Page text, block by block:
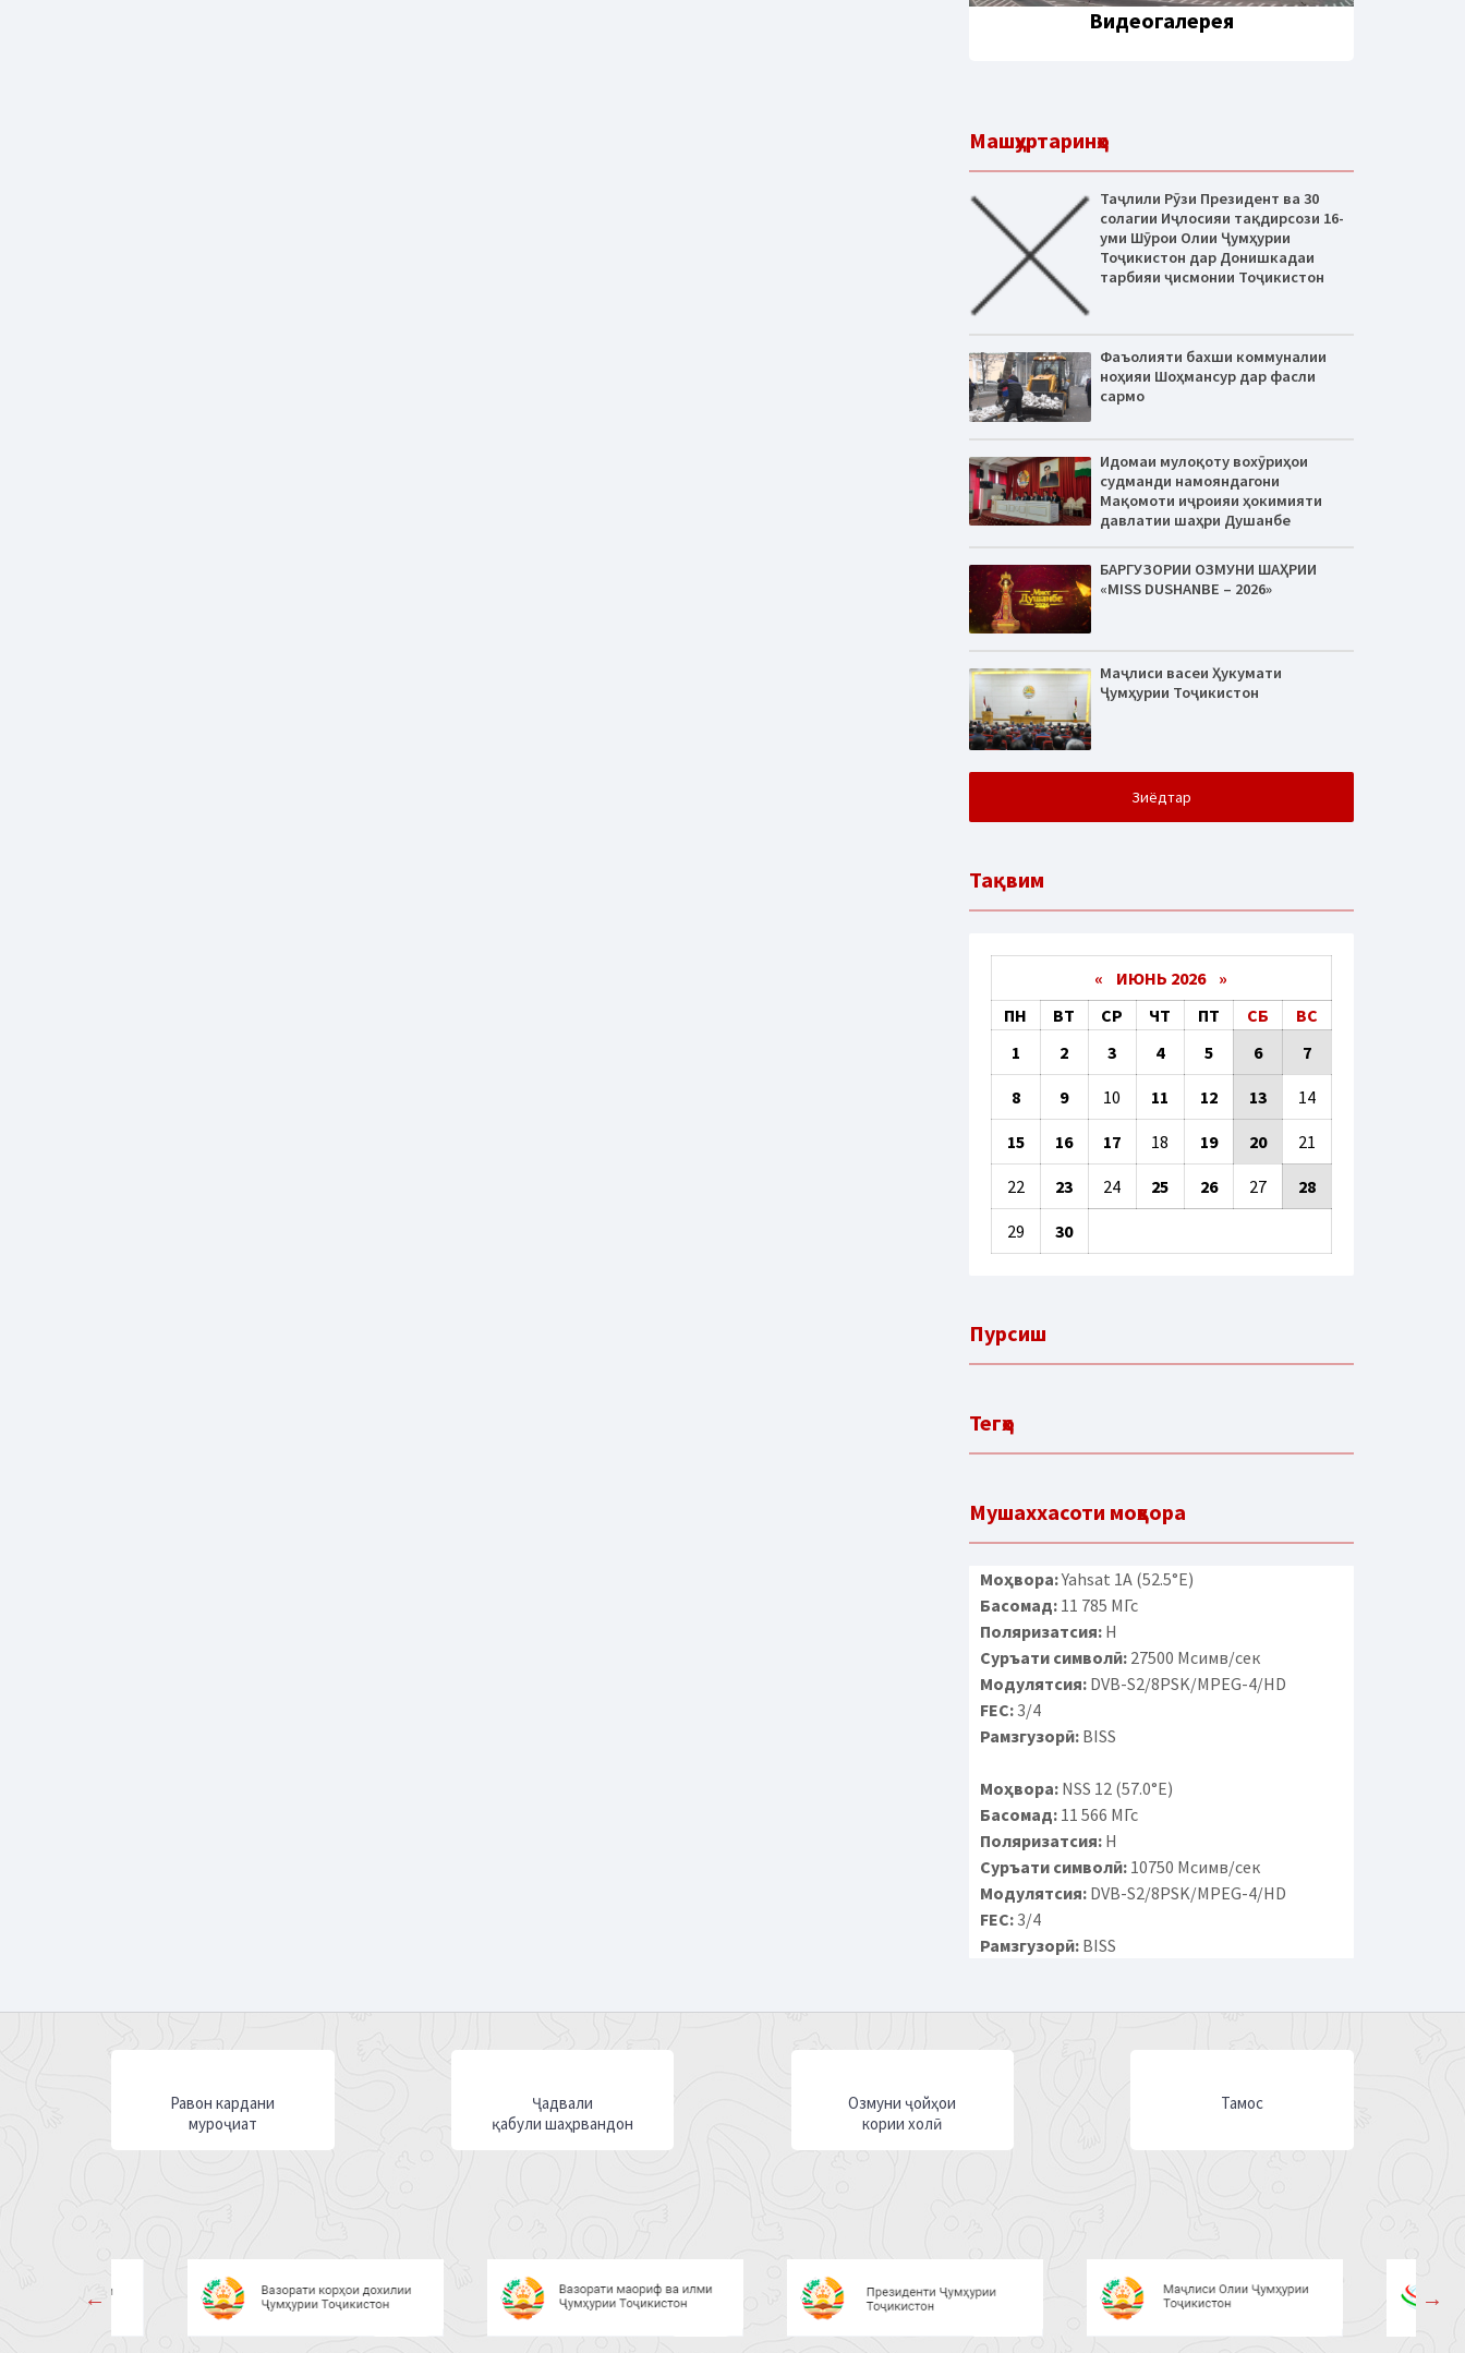
Видеогалерея
Машҳуртаринҳо
Таҷлили Рӯзи Президент ва 30
солагии Иҷлосияи тақдирсози 16-
уми Шӯрои Олии Ҷумҳурии
Тоҷикистон дар Донишкадаи
тарбияи ҷисмонии Тоҷикистон
Фаъолияти бахши коммуналии
ноҳияи Шоҳмансур дар фасли
сармо
Идомаи мулоқоту вохӯриҳои
судманди намояндагони
Мақомоти иҷроияи ҳокимияти
давлатии шаҳри Душанбе
БАРГУЗОРИИ ОЗМУНИ ШАҲРИИ
«MISS DUSHANBE – 2026»
Маҷлиси васеи Ҳукумати
Ҷумҳурии Тоҷикистон
Зиёдтар
Тақвим
« ИЮНЬ 2026 »
ПН
ВТ СР ЧТ ПТ СБ
ВС
1
2 3 4 5 6 7
8 9 10 11 12 13 14
15 16 17 18 19 20 21
22 23 24 25 26 27 28
29 30
Пурсиш
Тегҳо
Мушаххасоти моҳвора
Моҳвора:Yahsat 1A (52.5°E)
Басомад:11 785 МГс
Поляризатсия:H
Суръати символӣ:27500 Мсимв/сек
Модулятсия:DVB-S2/8PSK/MPEG-4/HD
FEC:3/4
Рамзгузорӣ:BISS
Моҳвора:NSS 12 (57.0°E)
Басомад:11 566 МГс
Поляризатсия:H
Суръати символӣ:10750 Мсимв/сек
Модулятсия:DVB-S2/8PSK/MPEG-4/HD
FEC:3/4
Рамзгузорӣ:BISS
Равон кардани
муроҷиат
Ҷадвали
қабули шаҳрвандон
Озмуни ҷойҳои
кории холӣ
Тамос